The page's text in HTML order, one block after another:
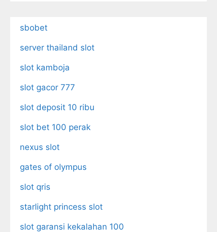
sbobet
server thailand slot
slot kamboja
slot gacor 777
slot deposit 10 ribu
slot bet 100 perak
nexus slot
gates of olympus
slot qris
starlight princess slot
slot garansi kekalahan 100